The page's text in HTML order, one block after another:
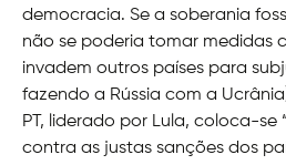
democracia. Se a soberania
não se poderia tomar medidas
invadem outros países para
fazendo a Rússia com a
PT, liderado por Lula, coloca-se
contra as justas sanções dos